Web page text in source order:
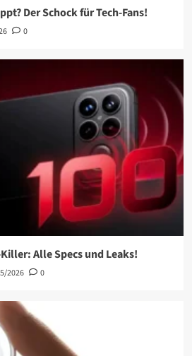
Der Schock für Tech-Fans!
0
Alle Specs und Leaks!
2026 0